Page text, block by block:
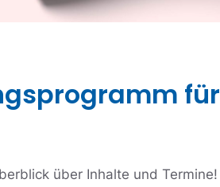
für
über Inhalte und Termine!